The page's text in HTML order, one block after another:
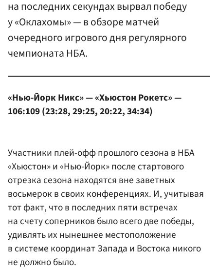
на последних секундах вырвал победу
у «Оклахомы» — в обзоре матчей
очередного игрового дня регулярного
чемпионата НБА.
«Нью-Йорк Никс» — «Хьюстон Рокетс» —
106:109 (23:28, 29:25, 20:22, 34:34)
Участники плей-офф прошлого сезона в НБА
«Хьюстон» и «Нью-Йорк» после стартового
отрезка сезона находятся вне заветных
восьмерок в своих конференциях. И, учитывая
тот факт, что в последних пяти встречах
на счету соперников было всего две победы,
удивлять их нынешнее местоположение
в системе координат Запада и Востока никого
не должно было.